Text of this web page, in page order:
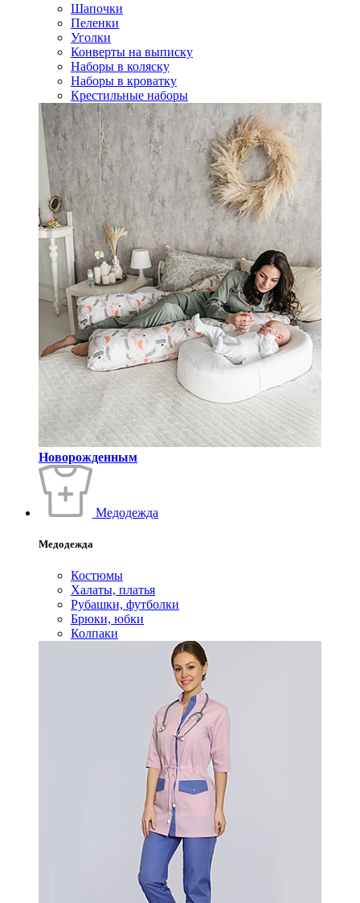
Шапочки
Пеленки
Уголки
Конверты на выписку
Наборы в коляску
Наборы в кроватку
Крестильные наборы
Новорожденным
Медодежда
Медодежда
Костюмы
Халаты, платья
Рубашки, футболки
Брюки, юбки
Колпаки